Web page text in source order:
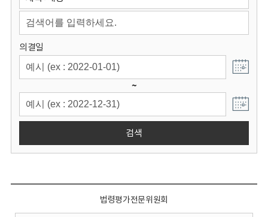
회
의결일
~
검색
법령평가전문위원회